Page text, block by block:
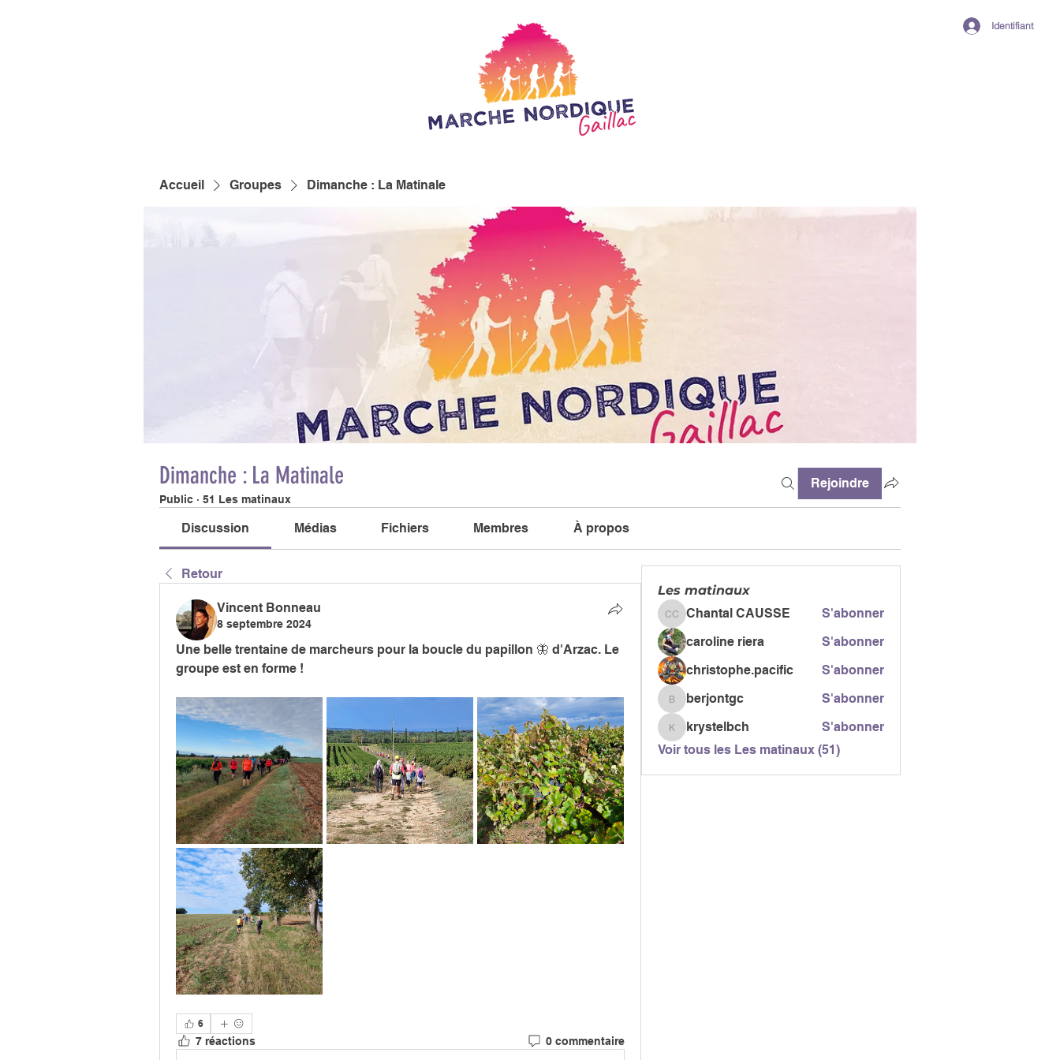
Identifiant
Accueil Groupes Dimanche : La Matinale
Dimanche : La Matinale
Public · 51 Les matinaux
Rejoindre
Discussion Médias Fichiers Membres À propos
Retour
Vincent Bonneau
8 septembre 2024
Une belle trentaine de marcheurs pour la boucle du papillon 🦋 d'Arzac. Le
groupe est en forme !
6
7 réactions 0 commentaire
Les matinaux
Chantal CAUSSE
Chantal CAUSSE
S'abonner
caroline riera
S'abonner
christophe.pacific
S'abonner
berjontgc
berjontgc S'abonner
krystelbch
krystelbch
S'abonner
Voir tous les Les matinaux (51)